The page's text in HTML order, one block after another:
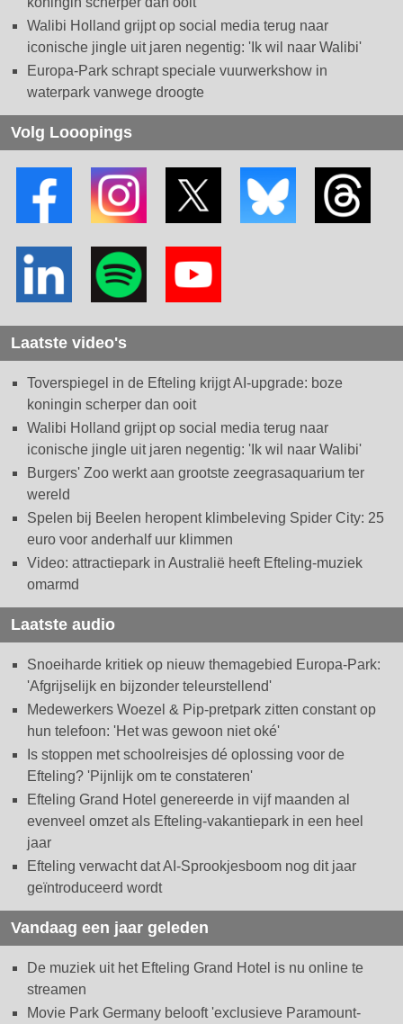
Walibi Holland grijpt op social media terug naar
iconische jingle uit jaren negentig: 'Ik wil naar Walibi'
Europa-Park schrapt speciale vuurwerkshow in
waterpark vanwege droogte
Volg Looopings
Laatste video's
Toverspiegel in de Efteling krijgt AI-upgrade: boze
koningin scherper dan ooit
Walibi Holland grijpt op social media terug naar
iconische jingle uit jaren negentig: 'Ik wil naar Walibi'
Burgers' Zoo werkt aan grootste zeegrasaquarium ter
wereld
Spelen bij Beelen heropent klimbeleving Spider City: 25
euro voor anderhalf uur klimmen
Video: attractiepark in Australië heeft Efteling-muziek
omarmd
Laatste audio
Snoeiharde kritiek op nieuw themagebied Europa-Park:
'Afgrijselijk en bijzonder teleurstellend'
Medewerkers Woezel & Pip-pretpark zitten constant op
hun telefoon: 'Het was gewoon niet oké'
Is stoppen met schoolreisjes dé oplossing voor de
Efteling? 'Pijnlijk om te constateren'
Efteling Grand Hotel genereerde in vijf maanden al
evenveel omzet als Efteling-vakantiepark in een heel
jaar
Efteling verwacht dat AI-Sprookjesboom nog dit jaar
geïntroduceerd wordt
Vandaag een jaar geleden
De muziek uit het Efteling Grand Hotel is nu online te
streamen
Movie Park Germany belooft 'exclusieve Paramount-